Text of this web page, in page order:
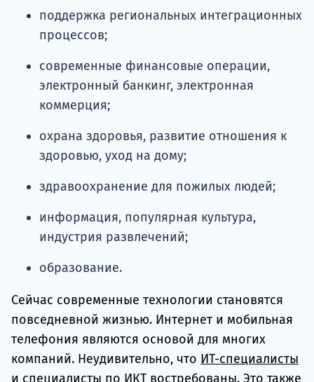
поддержка региональных интеграционных
процессов;
современные финансовые операции,
электронный банкинг, электронная
коммерция;
охрана здоровья, развитие отношения к
здоровью, уход на дому;
здравоохранение для пожилых людей;
информация, популярная культура,
индустрия развлечений;
образование.
Сейчас современные технологии становятся
повседневной жизнью. Интернет и мобильная
телефония являются основой для многих
компаний. Неудивительно, что ИТ-специалисты
и специалисты по ИКТ востребованы. Это также